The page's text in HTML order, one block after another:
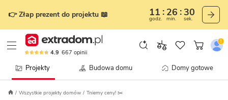
👉 Złap prezent do projektu 📖 11
godz.
26
min.
27
sek.
4.9 667 opinii
Projekty Budowa domu Domy gotowe
Wszystkie projekty domów Tniemy ceny! ✂️